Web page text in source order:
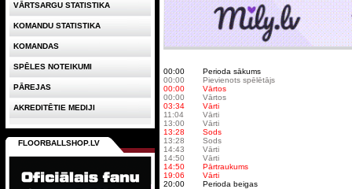
00:00
Perioda sākums
00:00
Pievienots spēlētājs
00:00
Vārtos
00:00
Vārtos
03:34
Vārti
11:04
Vārti
13:00
Vārti
13:28
Sods
13:28
Sods
14:43
Vārti
14:50
Vārti
14:50
Pārtraukums
19:06
Vārti
20:00
Perioda beigas
VĀRTSARGU STATISTIKA
KOMANDU STATISTIKA
KOMANDAS
SPĒLES NOTEIKUMI
PĀREJAS
AKREDITĒTIE MEDIJI
FLOORBALLSHOP.LV